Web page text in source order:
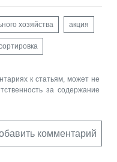
хозяйства акция
к статьям, может не
за содержание
комментарий